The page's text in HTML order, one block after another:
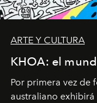
ARTE Y CULTURA
KHOA: el
Por primera vez de
australiano